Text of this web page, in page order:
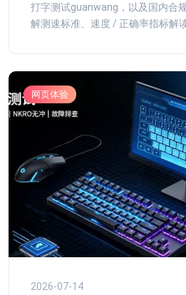
打字测试guanwang，以及国内合
解测速标准、速度 / 正确率指标解
网页体验
2026-07-14